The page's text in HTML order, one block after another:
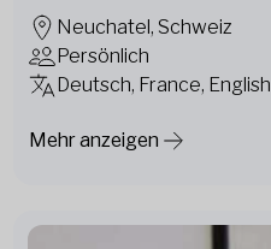
Neuchatel, Schweiz
Persönlich
Deutsch, France, English
Mehr anzeigen